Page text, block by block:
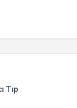
Tıp